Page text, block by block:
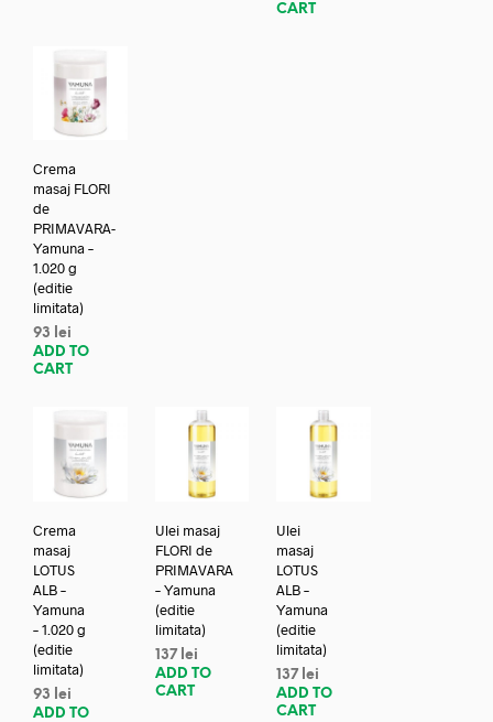
CART
Crema
masaj FLORI
de
PRIMAVARA-
Yamuna –
1.020 g
(editie
limitata)
93
lei
ADD TO
CART
Crema
masaj
LOTUS
ALB –
Yamuna
– 1.020 g
(editie
limitata)
93
lei
ADD TO
Ulei masaj
FLORI de
PRIMAVARA
– Yamuna
(editie
limitata)
137 lei
ADD TO
CART
Ulei
masaj
LOTUS
ALB –
Yamuna
(editie
limitata)
137 lei
ADD TO
CART